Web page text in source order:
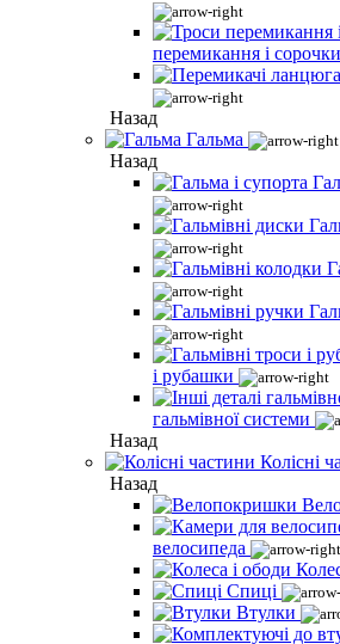
перемикання і сорочки
Назад
Гальма
Назад
і рубашки
гальмівної системи
Назад
Колісні
Назад
велосипеда
Спиці
Втулки